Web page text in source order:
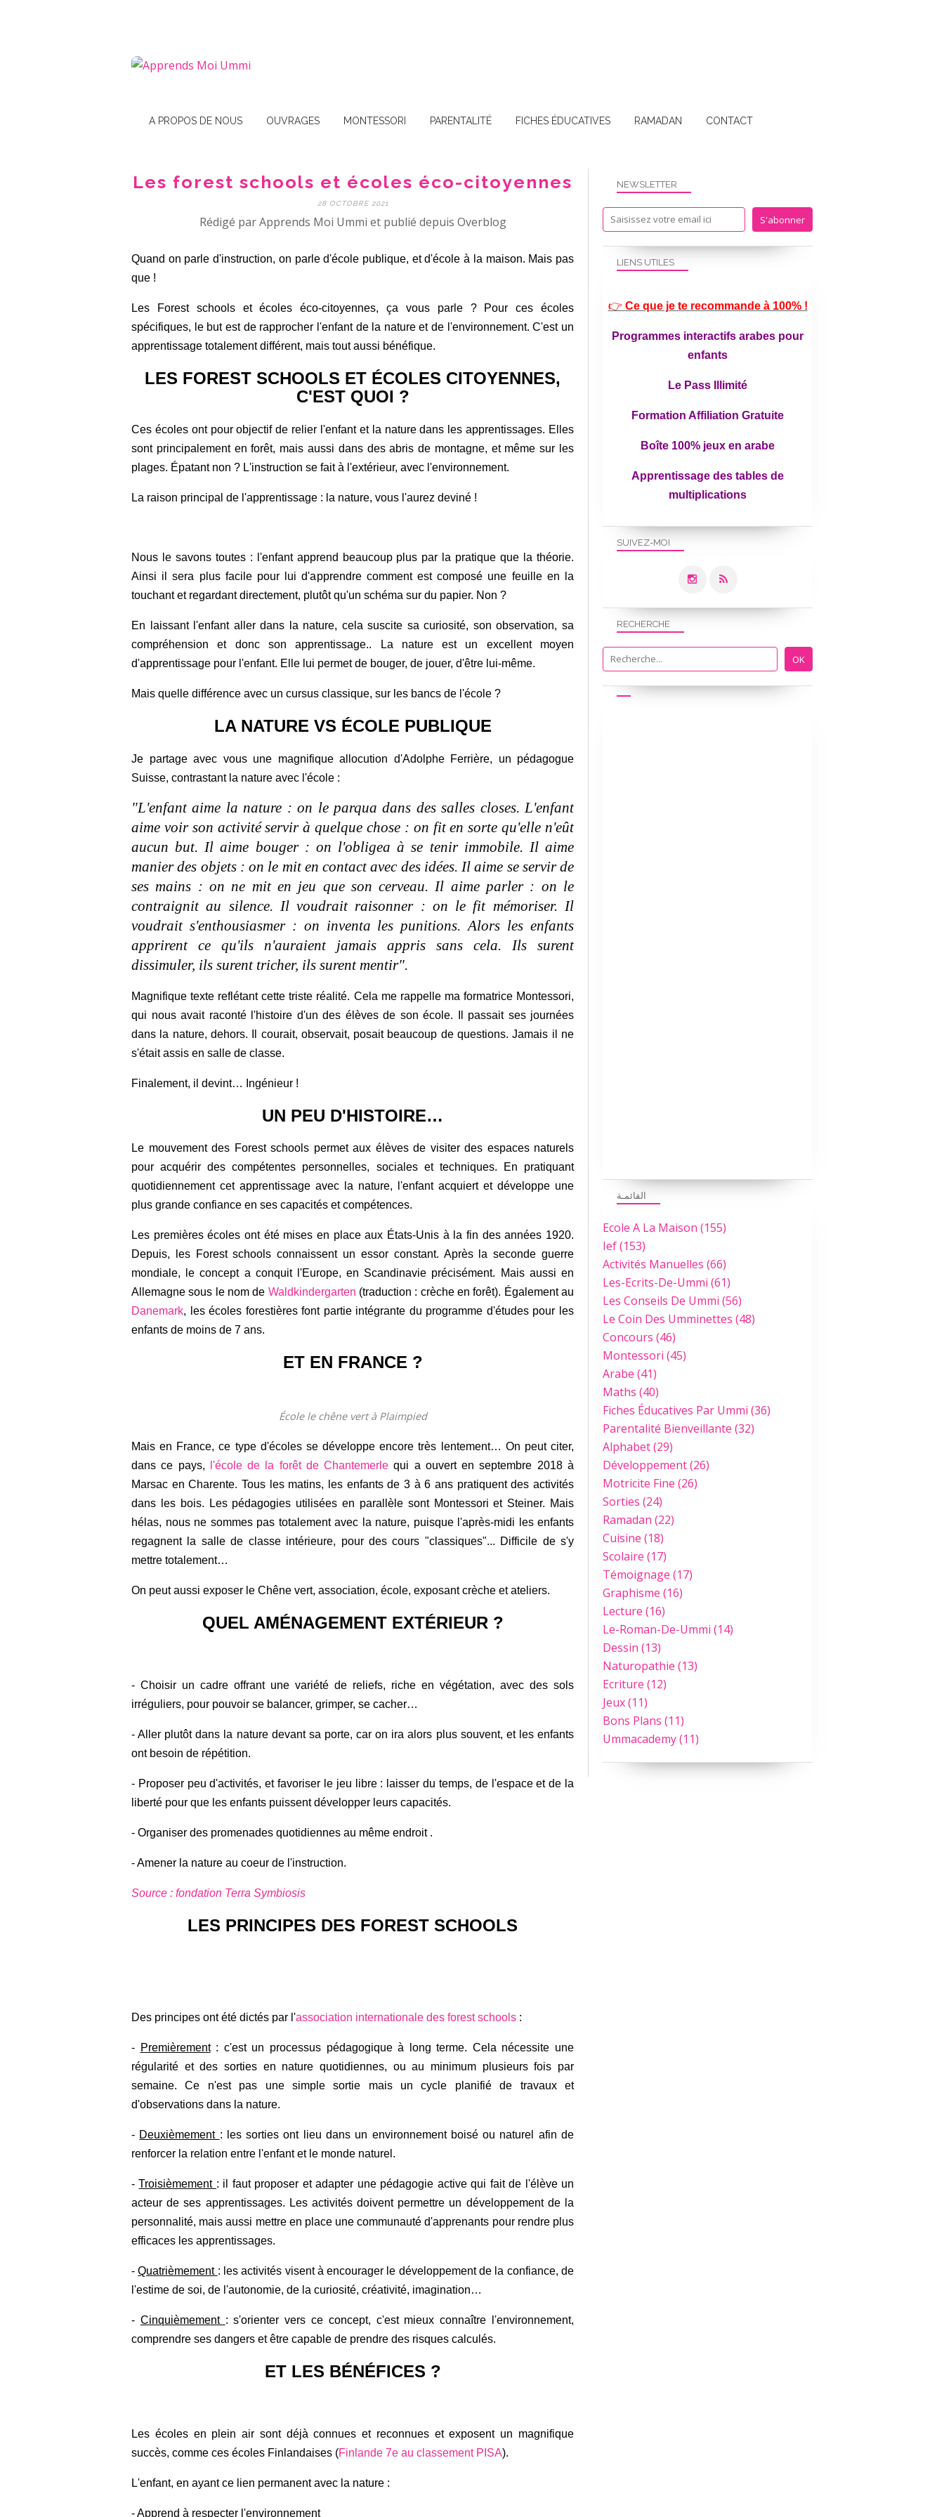
A PROPOS DE NOUS OUVRAGES MONTESSORI PARENTALITÉ FICHES ÉDUCATIVES RAMADAN CONTACT
Les forest schools et écoles éco-citoyennes
28 OCTOBRE 2021
Rédigé par Apprends Moi Ummi et publié depuis Overblog
Quand on parle d'instruction, on parle d'école publique, et d'école à la maison. Mais pas
que !
Les Forest schools et écoles éco-citoyennes, ça vous parle ? Pour ces écoles
spécifiques, le but est de rapprocher l'enfant de la nature et de l'environnement. C'est un
apprentissage totalement différent, mais tout aussi bénéfique.
LES FOREST SCHOOLS ET ÉCOLES CITOYENNES,
C'EST QUOI ?
Ces écoles ont pour objectif de relier l'enfant et la nature dans les apprentissages. Elles
sont principalement en forêt, mais aussi dans des abris de montagne, et même sur les
plages. Épatant non ? L'instruction se fait à l'extérieur, avec l'environnement.
La raison principal de l'apprentissage : la nature, vous l'aurez deviné !
Nous le savons toutes : l'enfant apprend beaucoup plus par la pratique que la théorie.
Ainsi il sera plus facile pour lui d'apprendre comment est composé une feuille en la
touchant et regardant directement, plutôt qu'un schéma sur du papier. Non ?
En laissant l'enfant aller dans la nature, cela suscite sa curiosité, son observation, sa
compréhension et donc son apprentissage.. La nature est un excellent moyen
d'apprentissage pour l'enfant. Elle lui permet de bouger, de jouer, d'être lui-même.
Mais quelle différence avec un cursus classique, sur les bancs de l'école ?
LA NATURE VS ÉCOLE PUBLIQUE
Je partage avec vous une magnifique allocution d'Adolphe Ferrière, un pédagogue
Suisse, contrastant la nature avec l'école :
"L'enfant aime la nature : on le parqua dans des salles closes. L'enfant
aime voir son activité servir à quelque chose : on fit en sorte qu'elle n'eût
aucun but. Il aime bouger : on l'obligea à se tenir immobile. Il aime
manier des objets : on le mit en contact avec des idées. Il aime se servir de
ses mains : on ne mit en jeu que son cerveau. Il aime parler : on le
contraignit au silence. Il voudrait raisonner : on le fit mémoriser. Il
voudrait s'enthousiasmer : on inventa les punitions. Alors les enfants
apprirent ce qu'ils n'auraient jamais appris sans cela. Ils surent
dissimuler, ils surent tricher, ils surent mentir".
Magnifique texte reflétant cette triste réalité. Cela me rappelle ma formatrice Montessori,
qui nous avait raconté l'histoire d'un des élèves de son école. Il passait ses journées
dans la nature, dehors. Il courait, observait, posait beaucoup de questions. Jamais il ne
s'était assis en salle de classe.
Finalement, il devint… Ingénieur !
UN PEU D'HISTOIRE…
Le mouvement des Forest schools permet aux élèves de visiter des espaces naturels
pour acquérir des compétentes personnelles, sociales et techniques. En pratiquant
quotidiennement cet apprentissage avec la nature, l'enfant acquiert et développe une
plus grande confiance en ses capacités et compétences.
Les premières écoles ont été mises en place aux États-Unis à la fin des années 1920.
Depuis, les Forest schools connaissent un essor constant. Après la seconde guerre
mondiale, le concept a conquit l'Europe, en Scandinavie précisément. Mais aussi en
Allemagne sous le nom de Waldkindergarten (traduction : crèche en forêt). Également au
Danemark, les écoles forestières font partie intégrante du programme d'études pour les
enfants de moins de 7 ans.
ET EN FRANCE ?
École le chêne vert à Plaimpied
Mais en France, ce type d'écoles se développe encore très lentement… On peut citer,
dans ce pays,
l'école de la forêt de Chantemerle qui a ouvert en septembre 2018 à
Marsac en Charente. Tous les matins, les enfants de 3 à 6 ans pratiquent des activités
dans les bois. Les pédagogies utilisées en parallèle sont Montessori et Steiner. Mais
hélas, nous ne sommes pas totalement avec la nature, puisque l'après-midi les enfants
regagnent la salle de classe intérieure, pour des cours "classiques"... Difficile de s'y
mettre totalement…
On peut aussi exposer le Chêne vert, association, école, exposant crèche et ateliers.
QUEL AMÉNAGEMENT EXTÉRIEUR ?
- Choisir un cadre offrant une variété de reliefs, riche en végétation, avec des sols
irréguliers, pour pouvoir se balancer, grimper, se cacher…
- Aller plutôt dans la nature devant sa porte, car on ira alors plus souvent, et les enfants
ont besoin de répétition.
- Proposer peu d'activités, et favoriser le jeu libre : laisser du temps, de l'espace et de la
liberté pour que les enfants puissent développer leurs capacités.
- Organiser des promenades quotidiennes au même endroit .
- Amener la nature au coeur de l'instruction.
Source : fondation Terra Symbiosis
LES PRINCIPES DES FOREST SCHOOLS
Des principes ont été dictés par l'association internationale des forest schools :
- Premièrement: c'est un processus pédagogique à long terme. Cela nécessite une
régularité et des sorties en nature quotidiennes, ou au minimum plusieurs fois par
semaine. Ce n'est pas une simple sortie mais un cycle planifié de travaux et
d'observations dans la nature.
- Deuxièmement : les sorties ont lieu dans un environnement boisé ou naturel afin de
renforcer la relation entre l'enfant et le monde naturel.
-Troisièmement : il faut proposer et adapter une pédagogie active qui fait de l'élève un
acteur de ses apprentissages. Les activités doivent permettre un développement de la
personnalité, mais aussi mettre en place une communauté d'apprenants pour rendre plus
efficaces les apprentissages.
-Quatrièmement : les activités visent à encourager le développement de la confiance, de
l'estime de soi, de l'autonomie, de la curiosité, créativité, imagination…
- Cinquièmement : s'orienter vers ce concept, c'est mieux connaître l'environnement,
comprendre ses dangers et être capable de prendre des risques calculés.
ET LES BÉNÉFICES ?
Les écoles en plein air sont déjà connues et reconnues et exposent un magnifique
succès, comme ces écoles Finlandaises (Finlande 7e au classement PISA).
L'enfant, en ayant ce lien permanent avec la nature :
- Apprend à respecter l'environnement
NEWSLETTER
SUIVEZ-MOI
RECHERCHE
القائمـة
Ecole A La Maison (155)
Ief(153)
Activités Manuelles (66)
Les-Ecrits-De-Ummi (61)
Les Conseils De Ummi (56)
Le Coin Des Umminettes (48)
Concours (46)
Montessori (45)
Arabe (41)
Maths (40)
Fiches Éducatives Par Ummi (36)
Parentalité Bienveillante (32)
Alphabet(29)
Développement(26)
Motricite Fine (26)
Sorties (24)
Ramadan (22)
Cuisine (18)
Scolaire (17)
Témoignage (17)
Graphisme (16)
Lecture (16)
Le-Roman-De-Ummi (14)
Dessin (13)
Naturopathie (13)
Ecriture (12)
Jeux(11)
Bons Plans (11)
Ummacademy(11)
LIENS UTILES
👉 Ce que je te recommande à 100% !
Programmes interactifs arabes pour
enfants
Le Pass Illimité
Formation Affiliation Gratuite
Boîte 100% jeux en arabe
Apprentissage des tables de
multiplications